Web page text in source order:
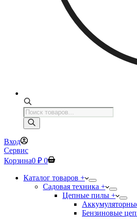
Поиск
товаров
Вход
Сервис
Корзина0 ₽ 0
Каталог товаров +
Садовая техника +
Цепные пилы +
Бензиновые